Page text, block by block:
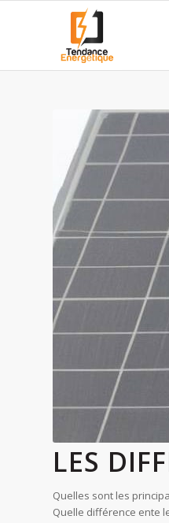
LES
Quelles sont les
Quelle différence ente